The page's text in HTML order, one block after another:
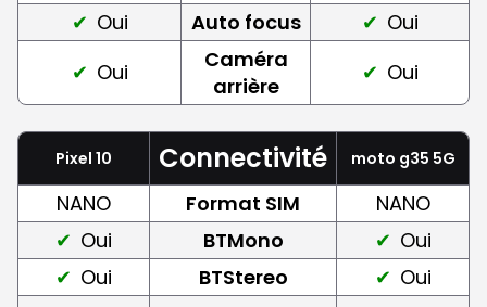
Oui
Auto focus
Oui
Oui
Caméra
arrière
Oui
Pixel 10 Connectivité moto g35 5G
NANO Format SIM
NANO
Oui
BTMono
Oui
Oui
BTStereo
Oui